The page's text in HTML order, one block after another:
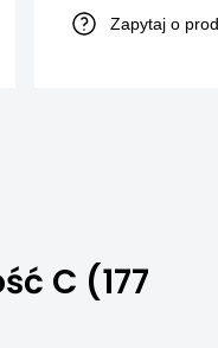
Zapytaj o
C (177